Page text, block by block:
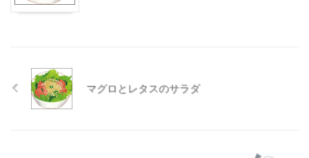
マグロとレタスのサラダ